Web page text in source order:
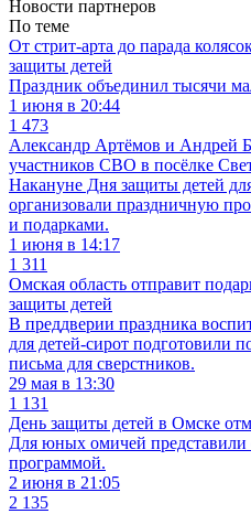
Новости партнеров
По теме
От стрит-арта до парада
защиты детей
Праздник объединил тысячи
1 июня в 20:44
1 473
Александр Артёмов и Андрей
участников СВО в посёлке
Накануне Дня защиты детей
организовали праздничную
и подарками.
1 июня в 14:17
1 311
Омская область отправит
защиты детей
В преддверии праздника
для детей-сирот подготовили
письма для сверстников.
29 мая в 13:30
1 131
День защиты детей в Омске
Для юных омичей представили
программой.
2 июня в 21:05
2 135